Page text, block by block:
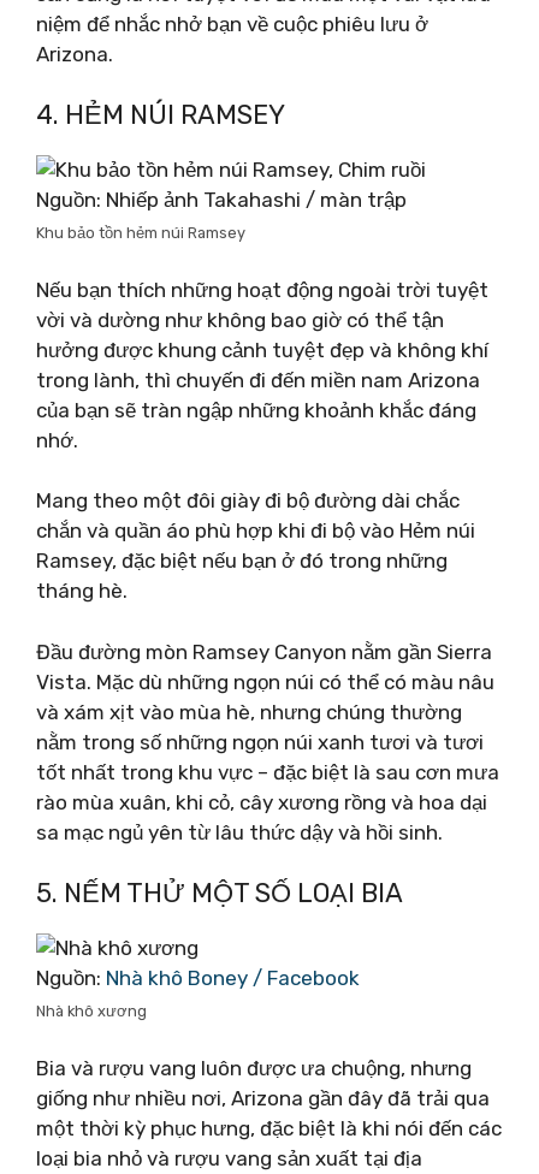
niệm để nhắc nhở bạn về cuộc phiêu lưu ở
Arizona.
4. HẺM NÚI RAMSEY
Nguồn: Nhiếp ảnh Takahashi / màn trập
Khu bảo tồn hẻm núi Ramsey
Nếu bạn thích những hoạt động ngoài trời tuyệt
vời và dường như không bao giờ có thể tận
hưởng được khung cảnh tuyệt đẹp và không khí
trong lành, thì chuyến đi đến miền nam Arizona
của bạn sẽ tràn ngập những khoảnh khắc đáng
nhớ.
Mang theo một đôi giày đi bộ đường dài chắc
chắn và quần áo phù hợp khi đi bộ vào Hẻm núi
Ramsey, đặc biệt nếu bạn ở đó trong những
tháng hè.
Đầu đường mòn Ramsey Canyon nằm gần Sierra
Vista. Mặc dù những ngọn núi có thể có màu nâu
và xám xịt vào mùa hè, nhưng chúng thường
nằm trong số những ngọn núi xanh tươi và tươi
tốt nhất trong khu vực – đặc biệt là sau cơn mưa
rào mùa xuân, khi cỏ, cây xương rồng và hoa dại
sa mạc ngủ yên từ lâu thức dậy và hồi sinh.
5. NẾM THỬ MỘT SỐ LOẠI BIA
Nguồn: Nhà khô Boney / Facebook
Nhà khô xương
Bia và rượu vang luôn được ưa chuộng, nhưng
giống như nhiều nơi, Arizona gần đây đã trải qua
một thời kỳ phục hưng, đặc biệt là khi nói đến các
loại bia nhỏ và rượu vang sản xuất tại địa